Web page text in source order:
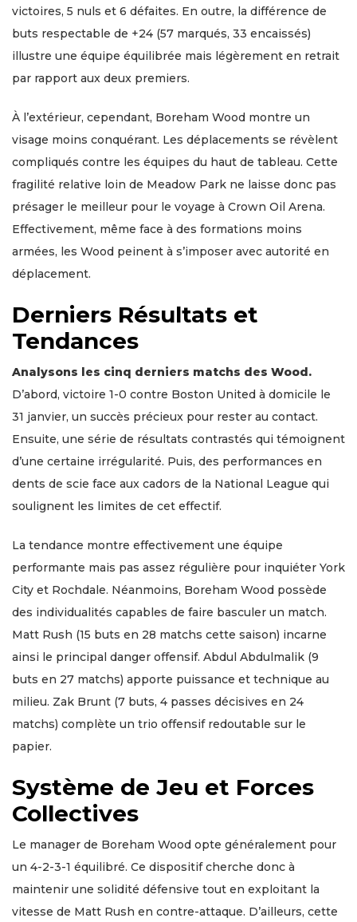
victoires, 5 nuls et 6 défaites. En outre, la différence de
buts respectable de +24 (57 marqués, 33 encaissés)
illustre une équipe équilibrée mais légèrement en retrait
par rapport aux deux premiers.
À l’extérieur, cependant, Boreham Wood montre un
visage moins conquérant. Les déplacements se révèlent
compliqués contre les équipes du haut de tableau. Cette
fragilité relative loin de Meadow Park ne laisse donc pas
présager le meilleur pour le voyage à Crown Oil Arena.
Effectivement, même face à des formations moins
armées, les Wood peinent à s’imposer avec autorité en
déplacement.
Derniers Résultats et
Tendances
Analysons les cinq derniers matchs des Wood.
D’abord, victoire 1-0 contre Boston United à domicile le
31 janvier, un succès précieux pour rester au contact.
Ensuite, une série de résultats contrastés qui témoignent
d’une certaine irrégularité. Puis, des performances en
dents de scie face aux cadors de la National League qui
soulignent les limites de cet effectif.
La tendance montre effectivement une équipe
performante mais pas assez régulière pour inquiéter York
City et Rochdale. Néanmoins, Boreham Wood possède
des individualités capables de faire basculer un match.
Matt Rush (15 buts en 28 matchs cette saison) incarne
ainsi le principal danger offensif. Abdul Abdulmalik (9
buts en 27 matchs) apporte puissance et technique au
milieu. Zak Brunt (7 buts, 4 passes décisives en 24
matchs) complète un trio offensif redoutable sur le
papier.
Système de Jeu et Forces
Collectives
Le manager de Boreham Wood opte généralement pour
un 4-2-3-1 équilibré. Ce dispositif cherche donc à
maintenir une solidité défensive tout en exploitant la
vitesse de Matt Rush en contre-attaque. D’ailleurs, cette